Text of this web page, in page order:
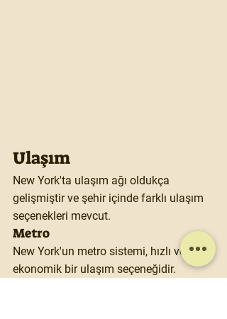
Ulaşım
New York'ta ulaşım ağı oldukça
gelişmiştir ve şehir içinde farklı ulaşım
seçenekleri mevcut.
Metro
New York'un metro sistemi, hızlı ve
ekonomik bir ulaşım seçeneğidir.